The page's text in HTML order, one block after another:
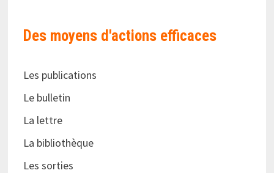
Des moyens d'actions efficaces
Les publications
Le bulletin
La lettre
La bibliothèque
Les sorties